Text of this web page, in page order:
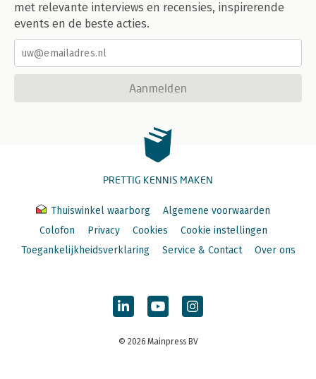
met relevante interviews en recensies, inspirerende
events en de beste acties.
Aanmelden
PRETTIG KENNIS MAKEN
Thuiswinkel waarborg
Algemene voorwaarden
Colofon
Privacy Cookies
Cookie instellingen
Toegankelijkheidsverklaring
Service & Contact Over ons
© 2026 Mainpress BV